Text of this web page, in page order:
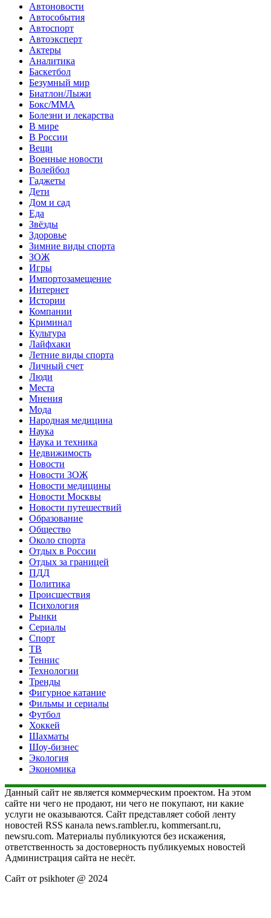
Автоновости
Автособытия
Автоспорт
Автоэксперт
Актеры
Аналитика
Баскетбол
Безумный мир
Биатлон/Лыжи
Бокс/MMA
Болезни и лекарства
В мире
В России
Вещи
Военные новости
Волейбол
Гаджеты
Дети
Дом и сад
Еда
Звёзды
Здоровье
Зимние виды спорта
ЗОЖ
Игры
Импортозамещение
Интернет
Истории
Компании
Криминал
Культура
Лайфхаки
Летние виды спорта
Личный счет
Люди
Места
Мнения
Мода
Народная медицина
Наука
Наука и техника
Недвижимость
Новости
Новости ЗОЖ
Новости медицины
Новости Москвы
Новости путешествий
Образование
Общество
Около спорта
Отдых в России
Отдых за границей
ПДД
Политика
Происшествия
Психология
Рынки
Сериалы
Спорт
ТВ
Теннис
Технологии
Тренды
Фигурное катание
Фильмы и сериалы
Футбол
Хоккей
Шахматы
Шоу-бизнес
Экология
Экономика
Данный сайт не является коммерческим проектом. На этом
сайте ни чего не продают, ни чего не покупают, ни какие
услуги не оказываются. Сайт представляет собой ленту
новостей RSS канала news.rambler.ru, kommersant.ru,
newsru.com. Материалы публикуются без искажения,
ответственность за достоверность публикуемых новостей
Администрация сайта не несёт.
Сайт от psikhoter @ 2024